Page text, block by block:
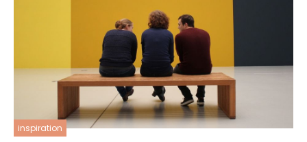
inspiration